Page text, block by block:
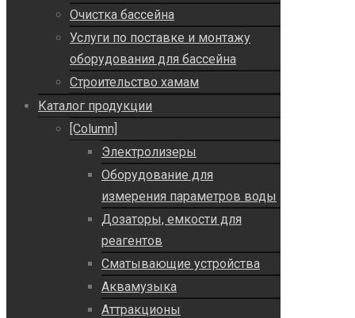
Очистка бассейна
Услуги по поставке и монтажу
оборудования для бассейна
Строительство хамам
Каталог продукции
[Column]
Электролизеры
Оборудование для
измерения параметров воды
Дозаторы, емкости для
реагентов
Сматывающие устройства
Аквамузыка
Аттракционы